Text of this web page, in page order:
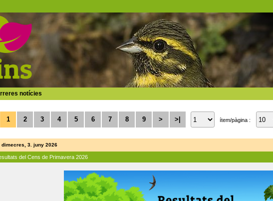
notícies
1 2 3 4 5 6 7 8 9 > >| ítem/pàgina :
dimecres, 3. juny 2026
del Cens de Primavera 2026